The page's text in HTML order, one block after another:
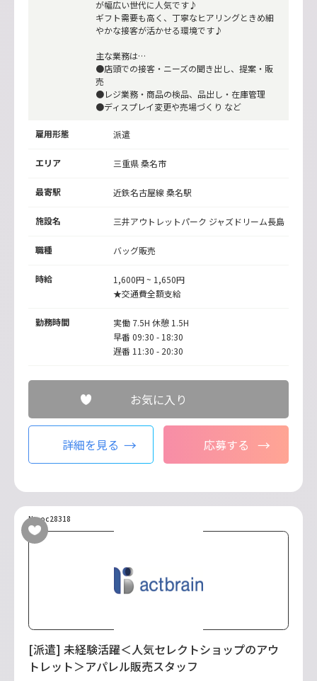
が幅広い世代に人気です♪
ギフト需要も高く、丁寧なヒアリングときめ細
やかな接客が活かせる環境です♪
主な業務は…
●店頭での接客・ニーズの聞き出し、提案・販
売
●レジ業務・商品の検品、品出し・在庫管理
●ディスプレイ変更や売場づくり など
雇用形態 派遣
エリア 三重県 桑名市
最寄駅 近鉄名古屋線桑名駅
施設名 三井アウトレットパーク ジャズドリーム長島
職種 バッグ販売
時給
1,600円 ~ 1,650円
★交通費全額支給
勤務時間
実働 7.5H 休憩 1.5H
早番 09:30 - 18:30
遅番 11:30 - 20:30
お気に入り
詳細を見る 応募する
No.oc28318
[派遣] 未経験活躍＜人気セレクトショップのアウ
トレット＞アパレル販売スタッフ